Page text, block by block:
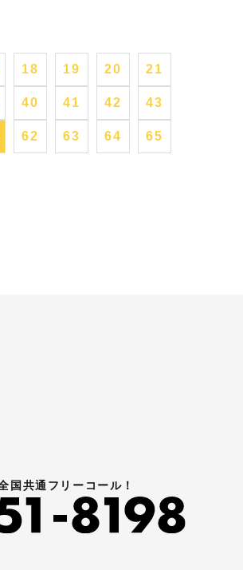
商談し、
定させて致しました。
車両はディーラーである当
せください。 不動でもその
据えて買取いたします。
現在LINE・HP・
からご依頼のお客
18 19 20 21
40 41 42 43
62 63 64 65
国共通フリーコール！